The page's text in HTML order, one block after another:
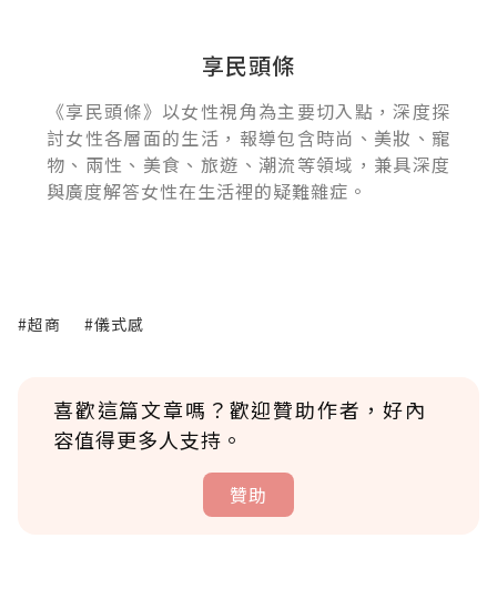
享民頭條
《享民頭條》以女性視角為主要切入點，深度探
討女性各層面的生活，報導包含時尚、美妝、寵
物、兩性、美食、旅遊、潮流等領域，兼具深度
與廣度解答女性在生活裡的疑難雜症。
#超商 #儀式感
喜歡這篇文章嗎？歡迎贊助作者，好內
容值得更多人支持。
贊助